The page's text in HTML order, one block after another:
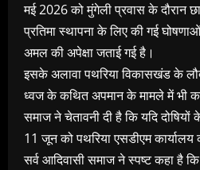
मई 2026 को मुंगेली प्रवास के दौरान
प्रतिमा स्थापना के लिए की गई
अमल की अपेक्षा जताई गई है।
इसके अलावा पथरिया विकासखंड के
ध्वज के कथित अपमान के मामले में भी
समाज ने चेतावनी दी है कि यदि दोषियों
11 जून को पथरिया एसडीएम कार्यालय
सर्व आदिवासी समाज ने स्पष्ट कहा है कि